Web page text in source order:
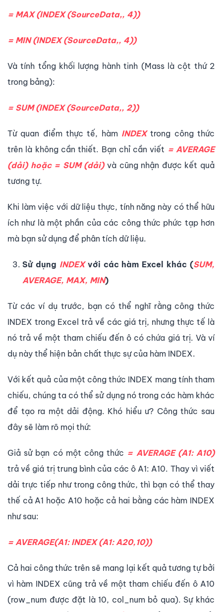
= MAX (INDEX (SourceData,, 4))
= MIN (INDEX (SourceData,, 4))
Và tính tổng khối lượng hành tinh (Mass là cột thứ 2
trong bảng):
= SUM (INDEX (SourceData,, 2))
Từ quan điểm thực tế, hàm INDEXtrong công thức
trên là không cần thiết. Bạn chỉ cần viết = AVERAGE
(dải) hoặc = SUM (dải)và cũng nhận được kết quả
tương tự.
Khi làm việc với dữ liệu thực, tính năng này có thể hữu
ích như là một phần của các công thức phức tạp hơn
mà bạn sử dụng để phân tích dữ liệu.
Sử dụng INDEXvới các hàm Excel khác (SUM,
AVERAGE, MAX, MIN)
Từ các ví dụ trước, bạn có thể nghĩ rằng công thức
INDEX trong Excel trả về các giá trị, nhưng thực tế là
nó trả về một tham chiếu đến ô có chứa giá trị. Và ví
dụ này thể hiện bản chất thực sự của hàm INDEX.
Với kết quả của một công thức INDEX mang tính tham
chiếu, chúng ta có thể sử dụng nó trong các hàm khác
để tạo ra một dải động. Khó hiểu ư? Công thức sau
đây sẽ làm rõ mọi thứ:
Giả sử bạn có một công thức = AVERAGE (A1: A10)
trả về giá trị trung bình của các ô A1: A10. Thay vì viết
dải trực tiếp như trong công thức, thì bạn có thể thay
thế cả A1 hoặc A10 hoặc cả hai bằng các hàm INDEX
như sau:
= AVERAGE(A1: INDEX (A1: A20,10))
Cả hai công thức trên sẽ mang lại kết quả tương tự bởi
vì hàm INDEX cũng trả về một tham chiếu đến ô A10
(row_num được đặt là 10, col_num bỏ qua). Sự khác